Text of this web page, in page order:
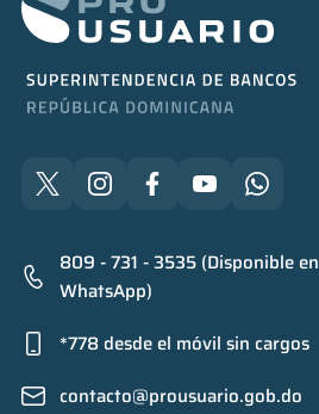
809 - 731 - 3535 (Disponible en
WhatsApp)
*778 desde el móvil sin cargos
contacto@prousuario.gob.do